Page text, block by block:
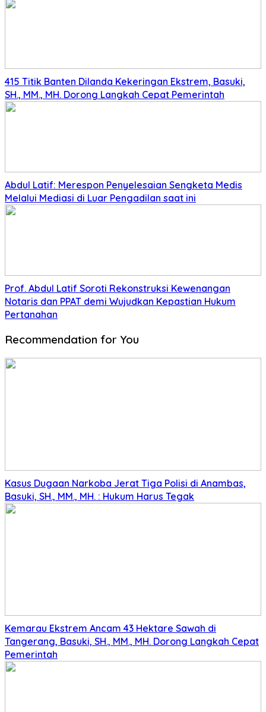
415 Titik Banten Dilanda Kekeringan Ekstrem, Basuki,
SH., MM., MH. Dorong Langkah Cepat Pemerintah
Abdul Latif: Merespon Penyelesaian Sengketa Medis
Melalui Mediasi di Luar Pengadilan saat ini
Prof. Abdul Latif Soroti Rekonstruksi Kewenangan
Notaris dan PPAT demi Wujudkan Kepastian Hukum
Pertanahan
Recommendation for You
Kasus Dugaan Narkoba Jerat Tiga Polisi di Anambas,
Basuki, SH., MM., MH. : Hukum Harus Tegak
Kemarau Ekstrem Ancam 43 Hektare Sawah di
Tangerang, Basuki, SH., MM., MH. Dorong Langkah Cepat
Pemerintah